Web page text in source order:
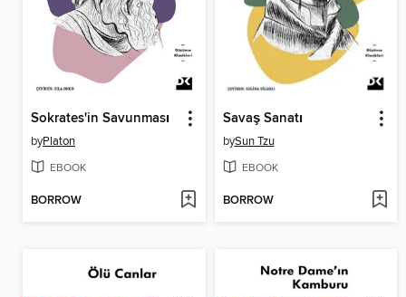
Sokrates'in Savunması
byPlaton
EBOOK
BORROW
Savaş Sanatı
bySun Tzu
EBOOK
BORROW